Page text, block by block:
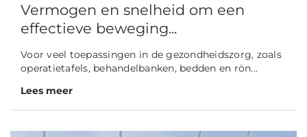
Vermogen en snelheid om een
effectieve beweging...
Voor veel toepassingen in de gezondheidszorg, zoals
operatietafels, behandelbanken, bedden en rön...
Lees meer